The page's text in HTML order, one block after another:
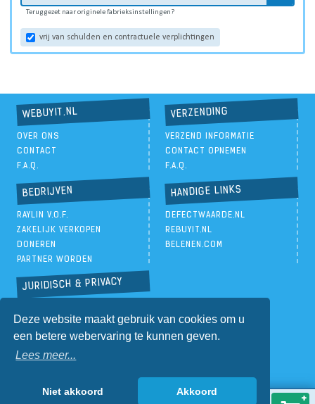
Deze website maakt gebruik van cookies om u
een betere webervaring te kunnen geven.
Lees meer...
Niet akkoord Akkoord
Teruggezet naar originele fabrieksinstellingen?
vrij van schulden en contractuele verplichtingen
WEBUYIT.NL
OVER ONS
CONTACT
F.A.Q.
VERZENDING
VERZEND INFORMATIE
CONTACT OPNEMEN
F.A.Q.
BEDRIJVEN
RAYLIN V.O.F.
ZAKELIJK VERKOPEN
DONEREN
PARTNER WORDEN
HANDIGE LINKS
DEFECTWAARDE.NL
REBUYIT.NL
BELENEN.COM
JURIDISCH & PRIVACY
ALGEMENE VOORWAARDEN